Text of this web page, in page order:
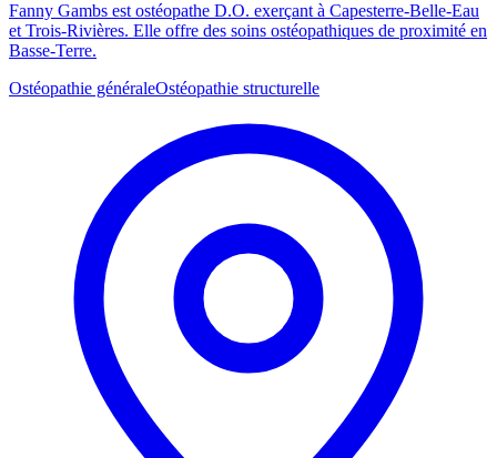
Fanny Gambs est ostéopathe D.O. exerçant à Capesterre-Belle-Eau
et Trois-Rivières. Elle offre des soins ostéopathiques de proximité en
Basse-Terre.
Ostéopathie généraleOstéopathie structurelle